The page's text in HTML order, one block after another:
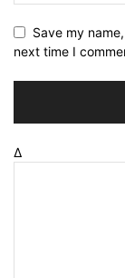
Save my
next time I
Δ